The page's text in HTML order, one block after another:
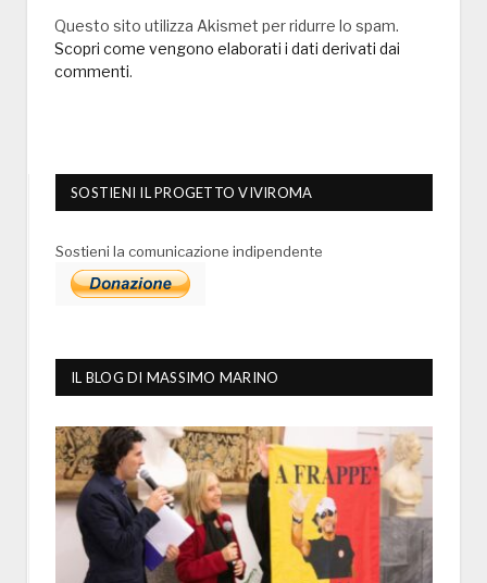
Questo sito utilizza Akismet per ridurre lo spam.
Scopri come vengono elaborati i dati derivati dai
commenti.
SOSTIENI IL PROGETTO VIVIROMA
Sostieni la comunicazione indipendente
IL BLOG DI MASSIMO MARINO